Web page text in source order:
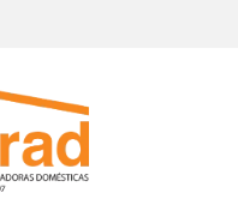
Domésticas